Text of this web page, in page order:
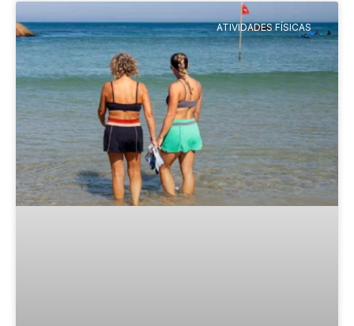
ATIVIDADES FÍSICAS